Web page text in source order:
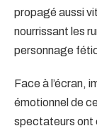
propagé aussi
nourrissant les
personnage
Face à l’écran,
émotionnel de
spectateurs ont